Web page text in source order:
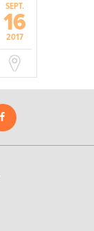
SEPT.
16
2017